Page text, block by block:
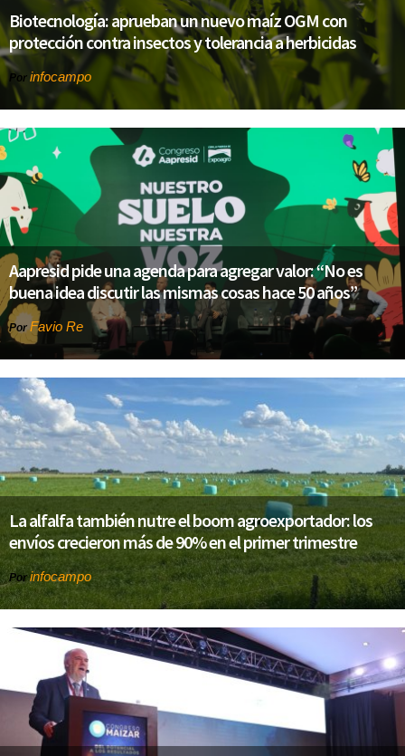
Biotecnología: aprueban un nuevo maíz OGM con
protección contra insectos y tolerancia a herbicidas
Por infocampo
Aapresid pide una agenda para agregar valor: “No es
buena idea discutir las mismas cosas hace 50 años”
PorFavio Re
La alfalfa también nutre el boom agroexportador: los
envíos crecieron más de 90% en el primer trimestre
Porinfocampo